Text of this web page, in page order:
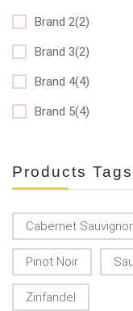
Brand 2(2)
Brand 3(2)
Brand 4(4)
Brand 5(4)
Products Tags
Cabernet
Pinot Noir
Zinfandel